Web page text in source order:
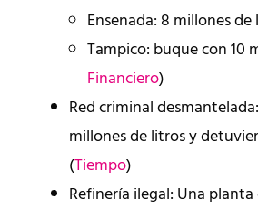
Ensenada: 8 millones
Tampico: buque con 10
Financiero)
Red criminal
millones de litros y
(Tiempo)
Refinería ilegal: Una